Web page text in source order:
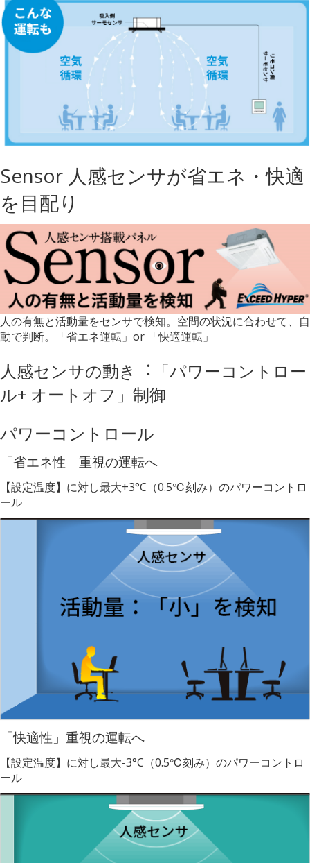
Sensor 人感センサが省エネ・快適
を目配り
人の有無と活動量をセンサで検知。空間の状況に合わせて、自
動で判断。「省エネ運転」or 「快適運転」
人感センサの動き︓「パワーコントロー
ル+ オートオフ」制御
パワーコントロール
「省エネ性」重視の運転へ
【設定温度】に対し最大+3°C（0.5℃刻み）のパワーコントロ
ール
「快適性」重視の運転へ
【設定温度】に対し最大-3°C（0.5℃刻み）のパワーコントロ
ール